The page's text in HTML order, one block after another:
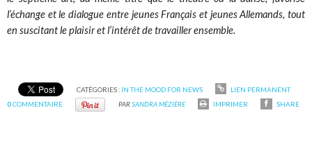
l’échange et le dialogue entre jeunes Français et jeunes Allemands, tout
en suscitant le plaisir et l’intérêt de travailler ensemble.
CATÉGORIES : IN THE MOOD FOR NEWS
LIEN PERMANENT
0COMMENTAIRE PARSANDRA MÉZIÈRE IMPRIMER SHARE